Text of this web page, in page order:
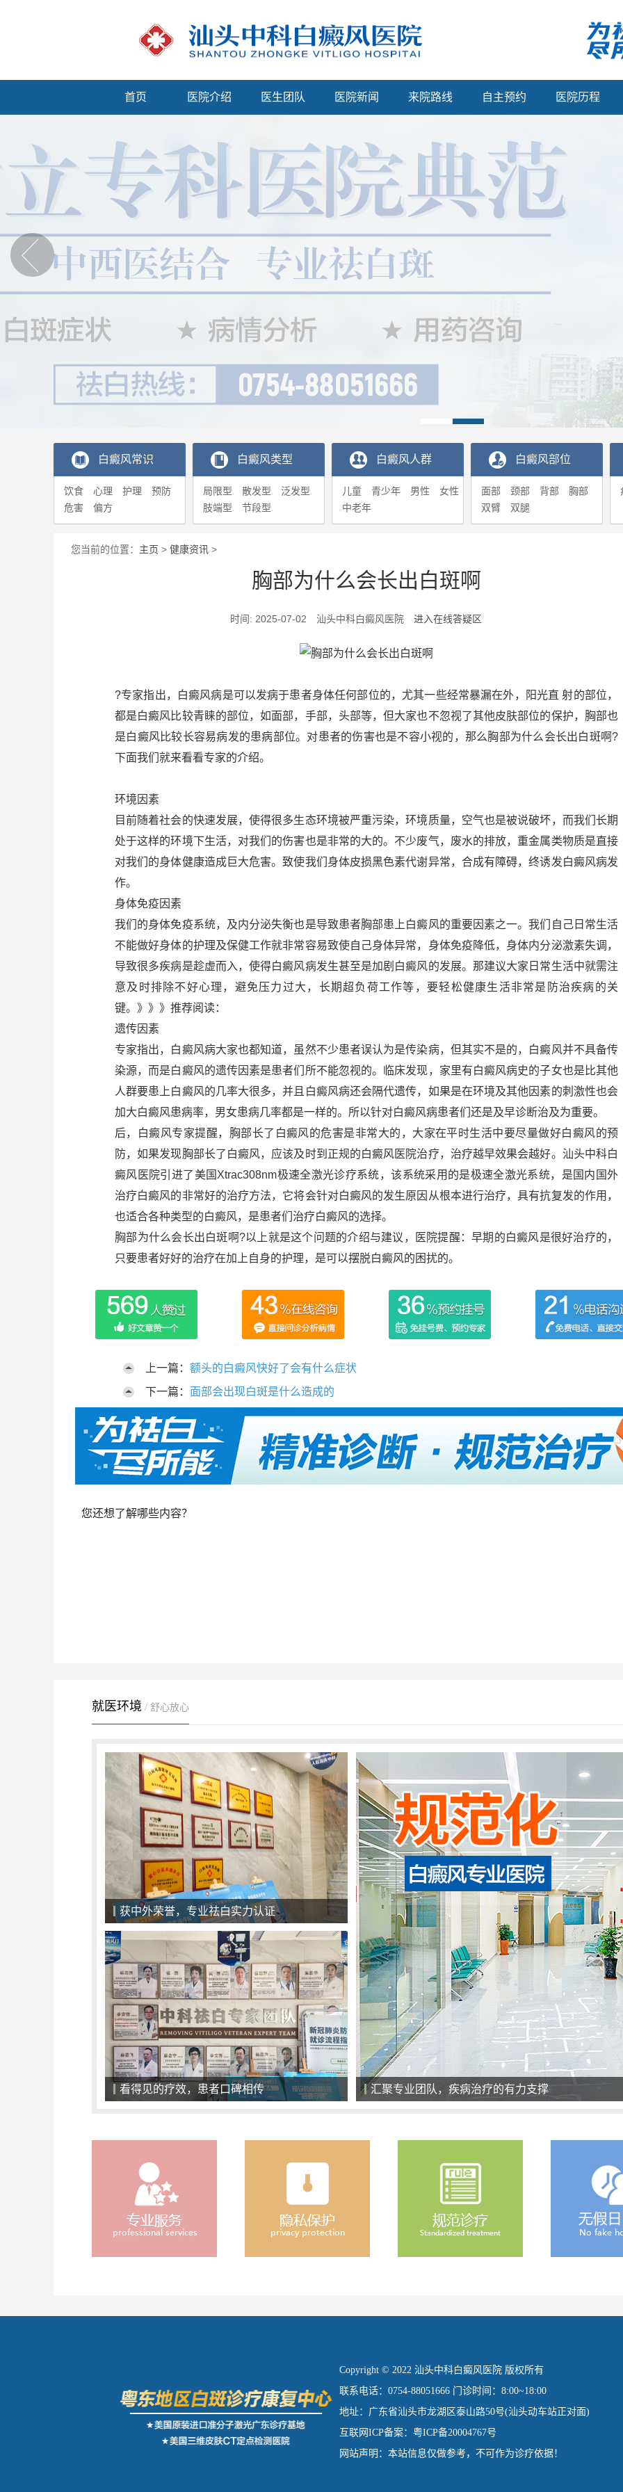
首页 医院介绍 医生团队 医院新闻 来院路线 自主预约 医院历程
白癜风常识
饮食 心理 护理
预防
危害
偏方
白癜风类型
局限型 散发型
泛发型
肢端型
节段型
白癜风人群
儿童 青少年 男性
女性
中老年
白癜风部位
面部 颈部 背部
胸部
双臂
双腿
您当前的位置： 主页 > 健康资讯 >
胸部为什么会长出白斑啊
时间: 2025-07-02 汕头中科白癜风医院 进入在线答疑区
?专家指出，白癜风病是可以发病于患者身体任何部位的，尤其一些经常暴漏在外，阳光直 射的部位，
都是白癜风比较青睐的部位，如面部，手部，头部等，但大家也不忽视了其他皮肤部位的保护，胸部也
是白癜风比较长容易病发的患病部位。对患者的伤害也是不容小视的，那么胸部为什么会长出白斑啊?
下面我们就来看看专家的介绍。
环境因素
目前随着社会的快速发展，使得很多生态环境被严重污染，环境质量，空气也是被说破坏，而我们长期
处于这样的环境下生活，对我们的伤害也是非常的大的。不少废气，废水的排放，重金属类物质是直接
对我们的身体健康造成巨大危害。致使我们身体皮损黑色素代谢异常，合成有障碍，终诱发白癜风病发
作。
身体免疫因素
我们的身体免疫系统，及内分泌失衡也是导致患者胸部患上白癜风的重要因素之一。我们自己日常生活
不能做好身体的护理及保健工作就非常容易致使自己身体异常，身体免疫降低，身体内分泌激素失调，
导致很多疾病是趁虚而入，使得白癜风病发生甚至是加剧白癜风的发展。那建议大家日常生活中就需注
意及时排除不好心理，避免压力过大，长期超负荷工作等，要轻松健康生活非常是防治疾病的关
键。》》》推荐阅读：
遗传因素
专家指出，白癜风病大家也都知道，虽然不少患者误认为是传染病，但其实不是的，白癜风并不具备传
染源，而是白癜风的遗传因素是患者们所不能忽视的。临床发现，家里有白癜风病史的子女也是比其他
人群要患上白癜风的几率大很多，并且白癜风病还会隔代遗传，如果是在环境及其他因素的刺激性也会
加大白癜风患病率，男女患病几率都是一样的。所以针对白癜风病患者们还是及早诊断治及为重要。
后，白癜风专家提醒，胸部长了白癜风的危害是非常大的，大家在平时生活中要尽量做好白癜风的预
防，如果发现胸部长了白癜风，应该及时到正规的白癜风医院治疗，治疗越早效果会越好。汕头中科白
癜风医院引进了美国Xtrac308nm极速全激光诊疗系统，该系统采用的是极速全激光系统，是国内国外
治疗白癜风的非常好的治疗方法，它将会针对白癜风的发生原因从根本进行治疗，具有抗复发的作用，
也适合各种类型的白癜风，是患者们治疗白癜风的选择。
胸部为什么会长出白斑啊?以上就是这个问题的介绍与建议，医院提醒：早期的白癜风是很好治疗的，
只要患者好好的治疗在加上自身的护理，是可以摆脱白癜风的困扰的。
上一篇： 额头的白癜风快好了会有什么症状
下一篇： 面部会出现白斑是什么造成的
您还想了解哪些内容？
就医环境 / 舒心放心
一对一面诊，精准化治疗
一对一面诊，精准化治疗 全天候导医服务，细心、耐心、责任心
Copyright © 2022 汕头中科白癜风医院 版权所有
联系电话：0754-88051666 门诊时间：8:00~18:00
地址：广东省汕头市龙湖区泰山路50号(汕头动车站正对面)
互联网ICP备案：粤ICP备20004767号
网站声明：本站信息仅做参考，不可作为诊疗依据！